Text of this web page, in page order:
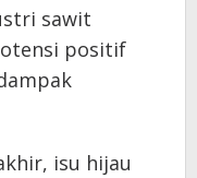
sawit
positif
isu hijau